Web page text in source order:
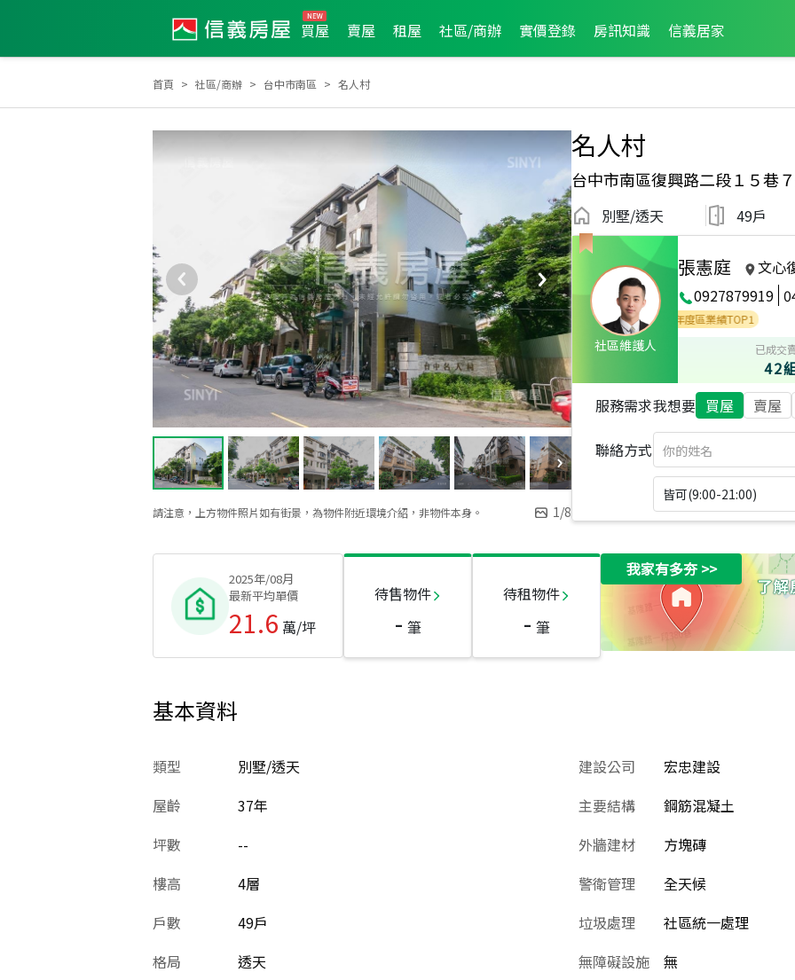
買屋 賣屋 租屋 社區/商辦 實價登錄 房訊知識 信義居家
首頁 社區/商辦 台中市南區 名人村
請注意，上方物件照片如有街景，為物件附近環境介紹，非物件本身。 1/8
名人村
台中市南區復興路二段１５巷
別墅/透天 49戶
社區維護人
張憲庭
文心
0927879919
2024年度服務品質獎 2023年度服務品質獎 2024年度區業績TOP1 2024年度區成件TOP1
2023年度區業績TOP1
已成交
42
服務需求我想要 買屋 賣屋
聯絡方式
皆可(9:00-21:00)
2025年/08月
最新平均單價
21.6 萬/坪
待售物件
- 筆
待租物件
- 筆
我家有多夯>>
基本資料
類型
別墅/透天
屋齡
37年
坪數
--
樓高
4層
戶數
49戶
格局
透天
建設公司
宏忠建設
主要結構
鋼筋混凝土
外牆建材
方塊磚
警衛管理
全天候
垃圾處理
社區統一處理
無障礙設施
無